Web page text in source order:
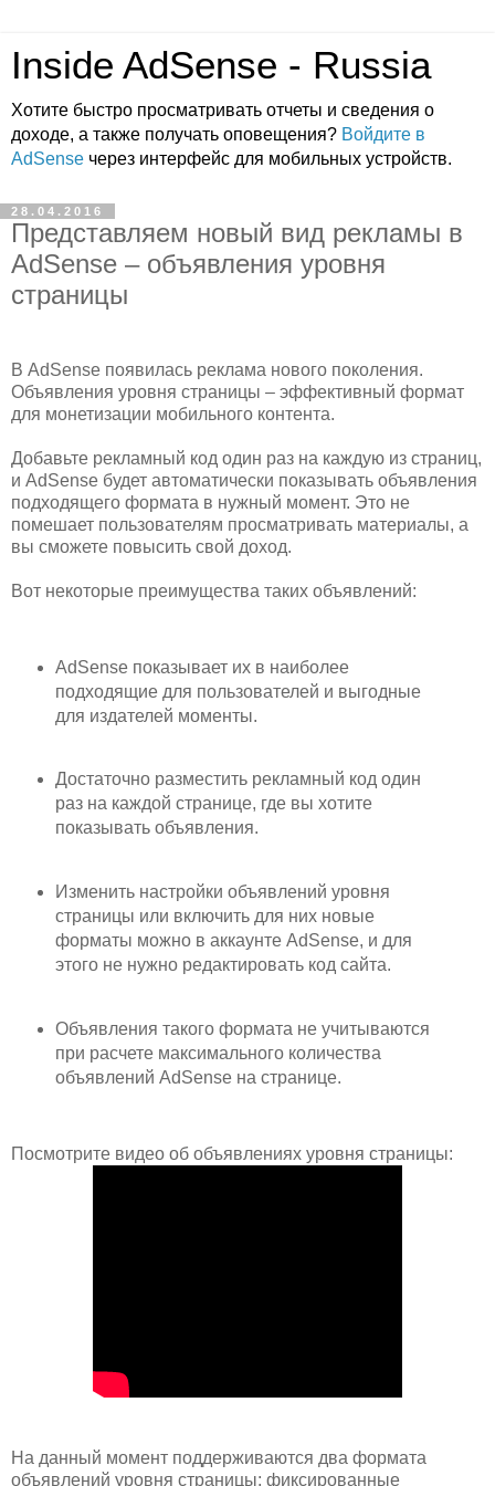
Inside AdSense - Russia
Хотите быстро просматривать отчеты и сведения о
доходе, а также получать оповещения? Войдите в
AdSense через интерфейс для мобильных устройств.
28.04.2016
Представляем новый вид рекламы в
AdSense – объявления уровня
страницы
В AdSense появилась реклама нового поколения.
Объявления уровня страницы – эффективный формат
для монетизации мобильного контента.
Добавьте рекламный код один раз на каждую из страниц,
и AdSense будет автоматически показывать объявления
подходящего формата в нужный момент. Это не
помешает пользователям просматривать материалы, а
вы сможете повысить свой доход.
Вот некоторые преимущества таких объявлений:
AdSense показывает их в наиболее
подходящие для пользователей и выгодные
для издателей моменты.
Достаточно разместить рекламный код один
раз на каждой странице, где вы хотите
показывать объявления.
Изменить настройки объявлений уровня
страницы или включить для них новые
форматы можно в аккаунте AdSense, и для
этого не нужно редактировать код сайта.
Объявления такого формата не учитываются
при расчете максимального количества
объявлений AdSense на странице.
Посмотрите видео об объявлениях уровня страницы:
На данный момент поддерживаются два формата
объявлений уровня страницы: фиксированные